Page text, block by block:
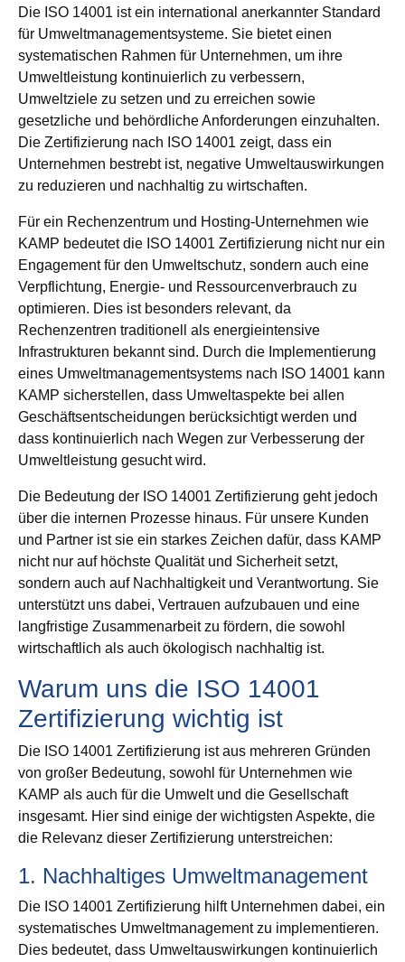
Die ISO 14001 ist ein international anerkannter Standard
für Umweltmanagementsysteme. Sie bietet einen
systematischen Rahmen für Unternehmen, um ihre
Umweltleistung kontinuierlich zu verbessern,
Umweltziele zu setzen und zu erreichen sowie
gesetzliche und behördliche Anforderungen einzuhalten.
Die Zertifizierung nach ISO 14001 zeigt, dass ein
Unternehmen bestrebt ist, negative Umweltauswirkungen
zu reduzieren und nachhaltig zu wirtschaften.
Für ein Rechenzentrum und Hosting-Unternehmen wie
KAMP bedeutet die ISO 14001 Zertifizierung nicht nur ein
Engagement für den Umweltschutz, sondern auch eine
Verpflichtung, Energie- und Ressourcenverbrauch zu
optimieren. Dies ist besonders relevant, da
Rechenzentren traditionell als energieintensive
Infrastrukturen bekannt sind. Durch die Implementierung
eines Umweltmanagementsystems nach ISO 14001 kann
KAMP sicherstellen, dass Umweltaspekte bei allen
Geschäftsentscheidungen berücksichtigt werden und
dass kontinuierlich nach Wegen zur Verbesserung der
Umweltleistung gesucht wird.
Die Bedeutung der ISO 14001 Zertifizierung geht jedoch
über die internen Prozesse hinaus. Für unsere Kunden
und Partner ist sie ein starkes Zeichen dafür, dass KAMP
nicht nur auf höchste Qualität und Sicherheit setzt,
sondern auch auf Nachhaltigkeit und Verantwortung. Sie
unterstützt uns dabei, Vertrauen aufzubauen und eine
langfristige Zusammenarbeit zu fördern, die sowohl
wirtschaftlich als auch ökologisch nachhaltig ist.
Warum uns die ISO 14001
Zertifizierung wichtig ist
Die ISO 14001 Zertifizierung ist aus mehreren Gründen
von großer Bedeutung, sowohl für Unternehmen wie
KAMP als auch für die Umwelt und die Gesellschaft
insgesamt. Hier sind einige der wichtigsten Aspekte, die
die Relevanz dieser Zertifizierung unterstreichen:
1. Nachhaltiges Umweltmanagement
Die ISO 14001 Zertifizierung hilft Unternehmen dabei, ein
systematisches Umweltmanagement zu implementieren.
Dies bedeutet, dass Umweltauswirkungen kontinuierlich